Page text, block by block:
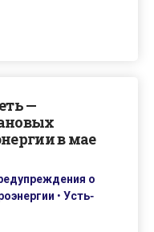
—
в мае
о
• Усть-